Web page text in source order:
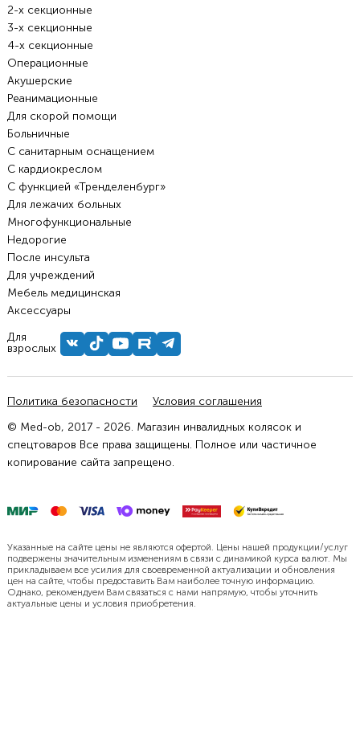
2-х секционные
3-х секционные
4-х секционные
Операционные
Акушерские
Реанимационные
Для скорой помощи
Больничные
С санитарным оснащением
С кардиокреслом
С функцией «Тренделенбург»
Для лежачих больных
Многофункциональные
Недорогие
После инсульта
Для учреждений
Мебель медицинская
Аксессуары
Для
взрослых
Политика безопасности
Условия соглашения
© Med-ob, 2017 - 2026. Магазин инвалидных колясок и
спецтоваров Все права защищены. Полное или частичное
копирование сайта запрещено.
Указанные на сайте цены не являются офертой. Цены нашей продукции/услуг
подвержены значительным изменениям в связи с динамикой курса валют. Мы
прикладываем все усилия для своевременной актуализации и обновления
цен на сайте, чтобы предоставить Вам наиболее точную информацию.
Однако, рекомендуем Вам связаться с нами напрямую, чтобы уточнить
актуальные цены и условия приобретения.